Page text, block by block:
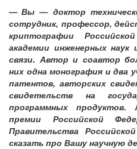
— Вы — ​доктор
сотрудник, профессор,
криптографии
академии инженерных наук
связи. Автор и соавтор
них одна монография и два
патентов, авторских
свидетельств на
программных продуктов.
премии Российской
Правительства
сказать про Вашу научную